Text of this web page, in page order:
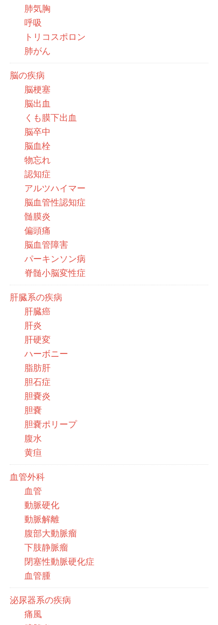
肺気胸
呼吸
トリコスポロン
肺がん
脳の疾病
脳梗塞
脳出血
くも膜下出血
脳卒中
脳血栓
物忘れ
認知症
アルツハイマー
脳血管性認知症
髄膜炎
偏頭痛
脳血管障害
パーキンソン病
脊髄小脳変性症
肝臓系の疾病
肝臓癌
肝炎
肝硬変
ハーボニー
脂肪肝
胆石症
胆嚢炎
胆嚢
胆嚢ポリープ
腹水
黄疸
血管外科
血管
動脈硬化
動脈解離
腹部大動脈瘤
下肢静脈瘤
閉塞性動脈硬化症
血管腫
泌尿器系の疾病
痛風